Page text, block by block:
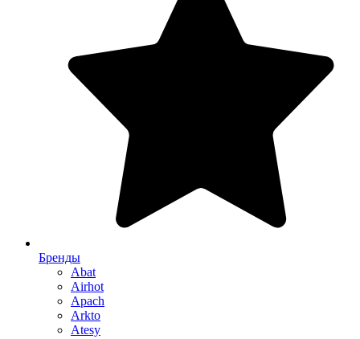
Бренды
Abat
Airhot
Apach
Arkto
Atesy